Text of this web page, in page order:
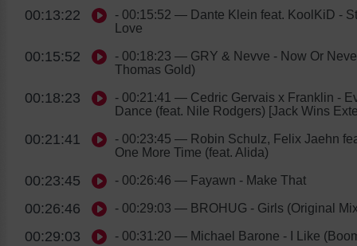
00:13:22 - 00:15:52 — Dante Klein feat. KoolKiD -
Love
00:15:52 - 00:18:23 — GRY & Nevve - Now Or
Thomas Gold)
00:18:23 - 00:21:41 — Cedric Gervais x Franklin -
Dance (feat. Nile Rodgers) [Jack Wins
00:21:41 - 00:23:45 — Robin Schulz, Felix Jaehn
One More Time (feat. Alida)
00:23:45 - 00:26:46 — Fayawn - Make That
00:26:46 - 00:29:03 — BROHUG - Girls (Original
00:29:03 - 00:31:20 — Michael Barone - I Like